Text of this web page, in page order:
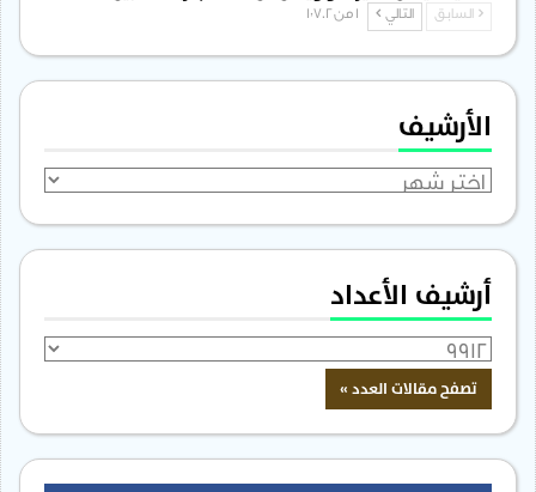
السابق التالي
الأرشيف
الأرشيف
أرشيف الأعداد